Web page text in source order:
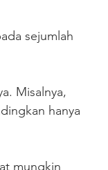
sejumlah
Misalnya,
hanya
mungkin